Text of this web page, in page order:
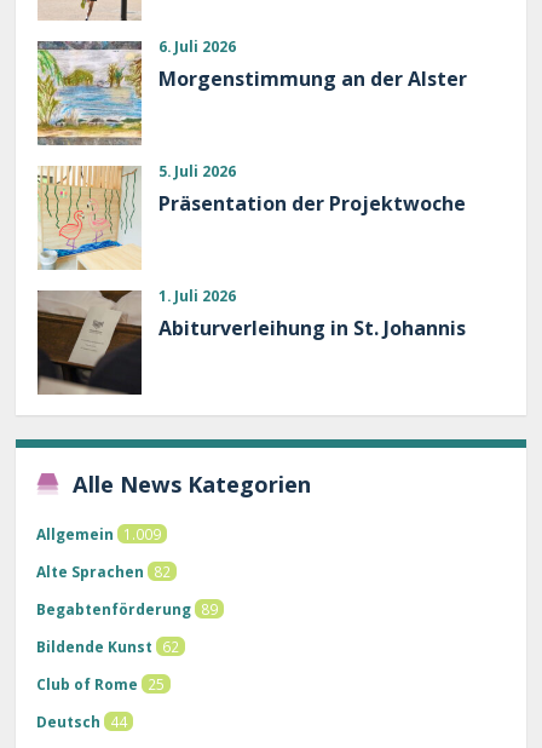
6. Juli 2026
Morgenstimmung an der Alster
5. Juli 2026
Präsentation der Projektwoche
1. Juli 2026
Abiturverleihung in St. Johannis
Alle News Kategorien
Allgemein
1.009
Alte Sprachen
82
Begabtenförderung 89
Bildende Kunst
62
Club of Rome
25
Deutsch
44